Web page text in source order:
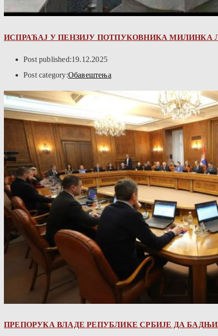
ИСПРАЋАЈ У ПЕНЗИЈУ ПОТПУКОВНИКА МИЛИНКА
Post published:19.12.2025
Post category:Обавештења
ПРЕПОРУКА ВЛАДЕ РЕПУБЛИКЕ СРБИЈЕ ДА